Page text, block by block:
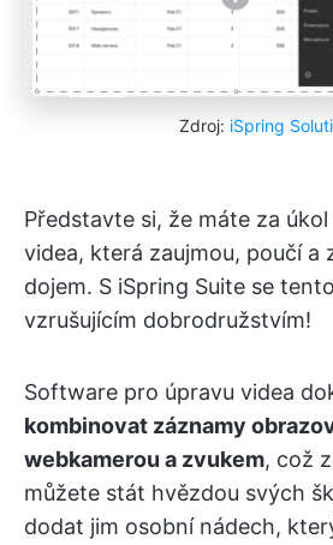
Zdroj: iSpring
Představte si, že máte za
videa, která zaujmou, poučí a
dojem. S iSpring Suite se
vzrušujícím dobrodružstvím!
Software pro úpravu videa
kombinovat záznamy
webkamerou a zvukem, což
můžete stát hvězdou svých
dodat jim osobní nádech,